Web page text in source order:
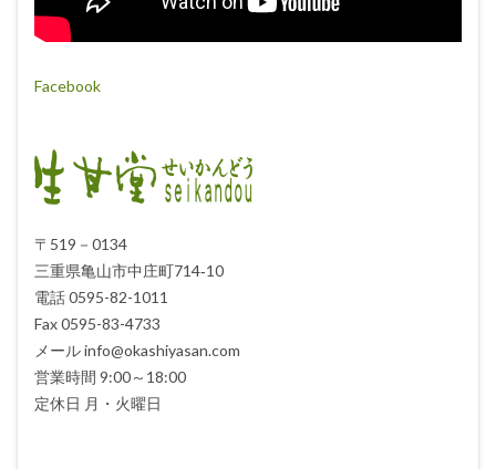
Facebook
〒519－0134
三重県亀山市中庄町714‐10
電話 0595-82-1011
Fax 0595-83-4733
メール info@okashiyasan.com
営業時間 9:00～18:00
定休日 月・火曜日